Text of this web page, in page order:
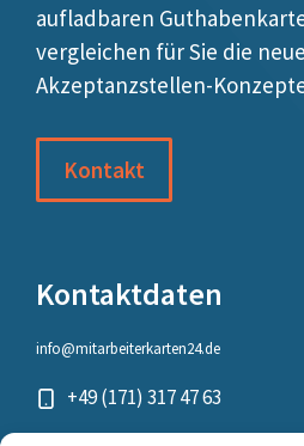
aufladbaren
vergleichen für Sie die
Akzeptanzstellen-
Kontakt
Kontaktdaten
info@mitarbeiterkarten24.de
+49 (171) 317 47 63